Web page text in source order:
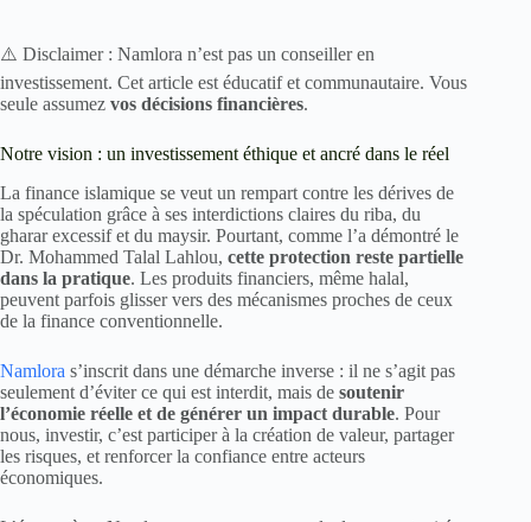
⚠️ Disclaimer : Namlora n’est pas un conseiller en
investissement. Cet article est éducatif et communautaire. Vous
seule assumez vos décisions financières.
Notre vision : un investissement éthique et ancré dans le réel
La finance islamique se veut un rempart contre les dérives de
la spéculation grâce à ses interdictions claires du riba, du
gharar excessif et du maysir. Pourtant, comme l’a démontré le
Dr. Mohammed Talal Lahlou, cette protection reste partielle
dans la pratique. Les produits financiers, même halal,
peuvent parfois glisser vers des mécanismes proches de ceux
de la finance conventionnelle.
Namlora s’inscrit dans une démarche inverse : il ne s’agit pas
seulement d’éviter ce qui est interdit, mais de soutenir
l’économie réelle et de générer un impact durable. Pour
nous, investir, c’est participer à la création de valeur, partager
les risques, et renforcer la confiance entre acteurs
économiques.